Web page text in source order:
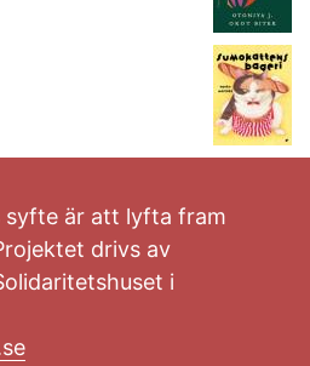
syfte är att lyfta fram
drivs av
i